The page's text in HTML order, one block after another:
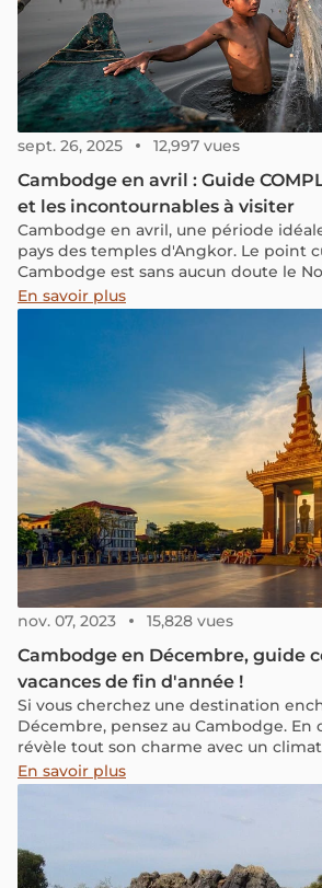
sept. 26, 2025 12,997 vues
Cambodge en avril : Guide
et les incontournables à visiter
Cambodge en avril, une période
pays des temples d'Angkor. Le point
Cambodge est sans aucun doute le
Cambodgien, également connu sous
Chnam Thmey. Cette période est
festivités colorées et des rituels
visiteurs une immersion unique dans
cambodgienne. Rejoignez-nous pour
temps il fait ce mois-ci et tous les
pratiques nécessaires pour une visite
En savoir plus
nov. 07, 2023 15,828 vues
Cambodge en Décembre, guide
vacances de fin d'année !
Si vous cherchez une destination
Décembre, pensez au Cambodge. En
révèle tout son charme avec un
paysages magnifiques, notamment
temples d'Angkor. Joignez-vous à
En savoir plus